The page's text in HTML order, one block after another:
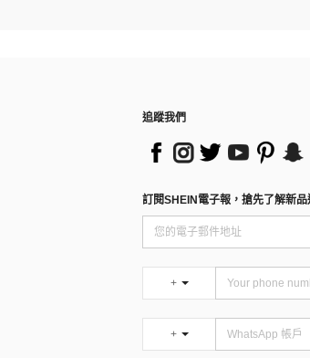
追蹤我們
訂閱SHEIN電子報，搶先了解新
+
+